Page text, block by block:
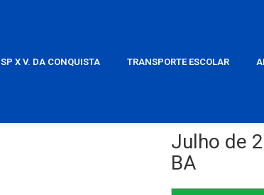
SP X V. DA CONQUISTA TRANSPORTE ESCOLAR
Julho de
BA